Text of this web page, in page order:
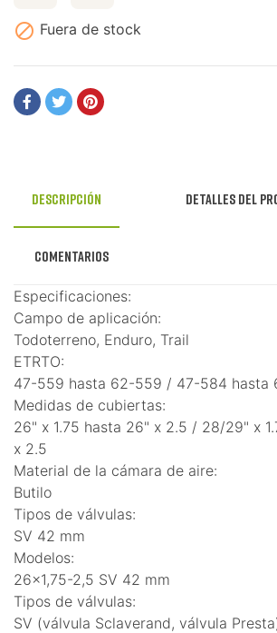
 Fuera de stock
Descripción Detalles del
Comentarios
Especificaciones:
Campo de aplicación:
Todoterreno, Enduro, Trail
ETRTO:
47-559 hasta 62-559 / 47-584 hasta
Medidas de cubiertas:
26" x 1.75 hasta 26" x 2.5 / 28/29" x
x 2.5
Material de la cámara de aire:
Butilo
Tipos de válvulas:
SV 42 mm
Modelos:
26x1,75-2,5 SV 42 mm
Tipos de válvulas:
SV (válvula Sclaverand, válvula